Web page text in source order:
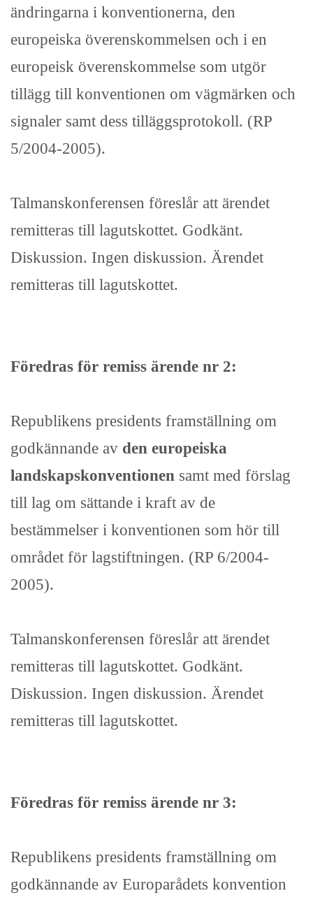
ändringarna i konventionerna, den
europeiska överenskommelsen och i en
europeisk överenskommelse som utgör
tillägg till konventionen om vägmärken och
signaler samt dess tilläggsprotokoll. (RP
5/2004-2005).
Talmanskonferensen föreslår att ärendet
remitteras till lagutskottet. Godkänt.
Diskussion. Ingen diskussion. Ärendet
remitteras till lagutskottet.
Föredras för remiss ärende nr 2:
Republikens presidents framställning om
godkännande av den europeiska
landskapskonventionen samt med förslag
till lag om sättande i kraft av de
bestämmelser i konventionen som hör till
området för lagstiftningen. (RP 6/2004-
2005).
Talmanskonferensen föreslår att ärendet
remitteras till lagutskottet. Godkänt.
Diskussion. Ingen diskussion. Ärendet
remitteras till lagutskottet.
Föredras för remiss ärende nr 3:
Republikens presidents framställning om
godkännande av Europarådets konvention